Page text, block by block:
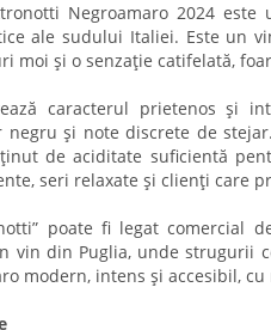
Negroamaro 2024
ale sudului Italiei. Este un
moi și o senzație catifelată,
caracterul prietenos și
negru și note discrete de
de aciditate suficientă
seri relaxate și clienți care
poate fi legat comercial
vin din Puglia, unde strugurii
modern, intens și accesibil,